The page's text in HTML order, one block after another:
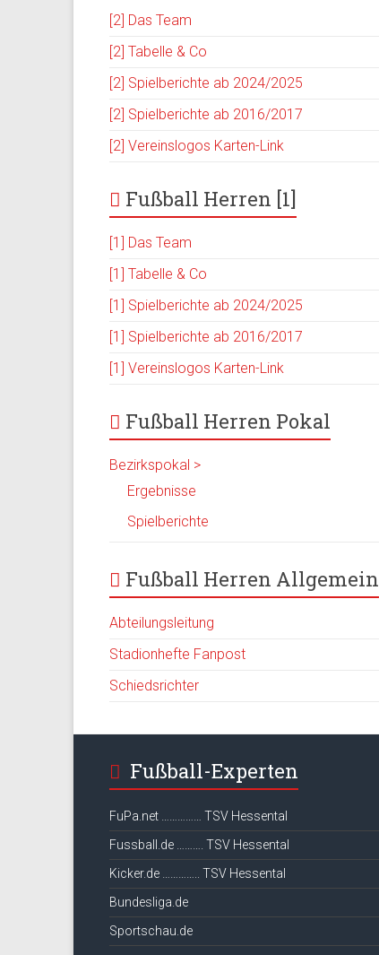
[2] Das Team
[2] Tabelle & Co
[2] Spielberichte ab 2024/2025
[2] Spielberichte ab 2016/2017
[2] Vereinslogos Karten-Link
Fußball Herren [1]
[1] Das Team
[1] Tabelle & Co
[1] Spielberichte ab 2024/2025
[1] Spielberichte ab 2016/2017
[1] Vereinslogos Karten-Link
Fußball Herren Pokal
Bezirkspokal >
Ergebnisse
Spielberichte
Fußball Herren Allgemein
Abteilungsleitung
Stadionhefte Fanpost
Schiedsrichter
Fußball-Experten
FuPa.net …………… TSV Hessental
Fussball.de ………. TSV Hessental
Kicker.de ………….. TSV Hessental
Bundesliga.de
Sportschau.de